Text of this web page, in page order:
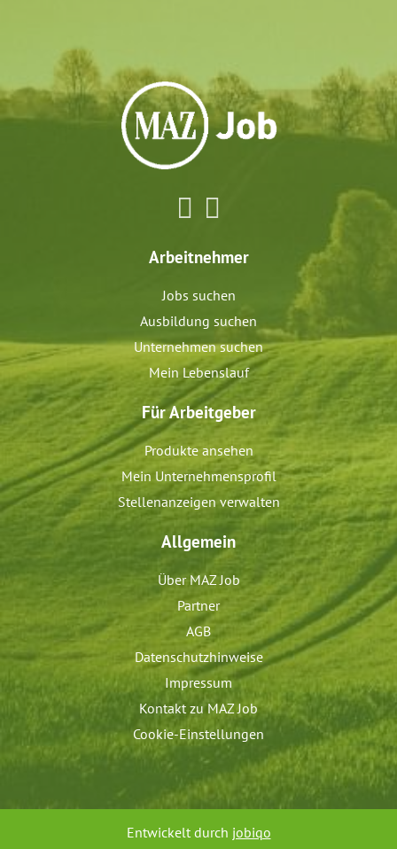
Arbeitnehmer
Jobs suchen
Ausbildung suchen
Unternehmen suchen
Mein Lebenslauf
Für Arbeitgeber
Produkte ansehen
Mein Unternehmensprofil
Stellenanzeigen verwalten
Allgemein
Über MAZ Job
Partner
AGB
Datenschutzhinweise
Impressum
Kontakt zu MAZ Job
Cookie-Einstellungen
Entwickelt durch jobiqo